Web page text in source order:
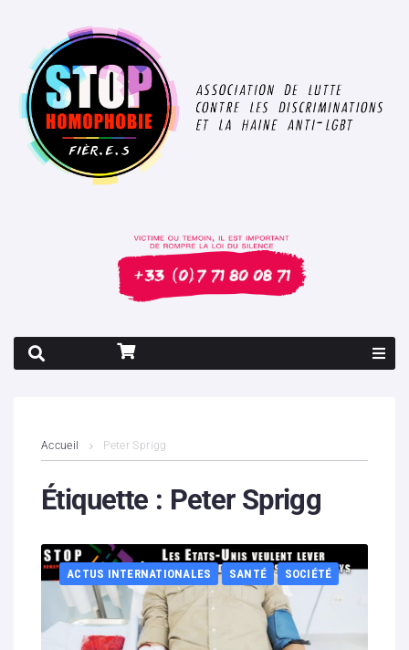
Contenus litigieux
Boutique
Partenaires
Accueil Peter Sprigg
Étiquette : Peter Sprigg
ACTUS INTERNATIONALES SANTÉ SOCIÉTÉ